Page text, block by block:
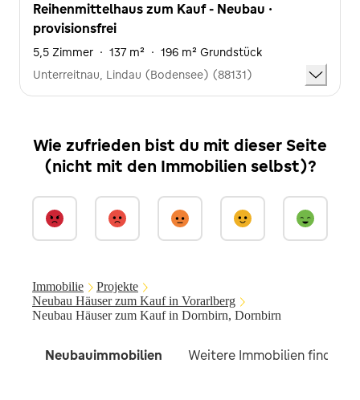
Reihenmittelhaus zum Kauf - Neubau ·
provisionsfrei
5,5 Zimmer · 137 m² · 196 m² Grundstück
Unterreitnau, Lindau (Bodensee) (88131)
Wie zufrieden bist du mit dieser Seite
(nicht mit den Immobilien selbst)?
Immobilie
Projekte
Neubau Häuser zum Kauf in Vorarlberg
Neubau Häuser zum Kauf in Dornbirn, Dornbirn
Neubauimmobilien Weitere Immobilien findest